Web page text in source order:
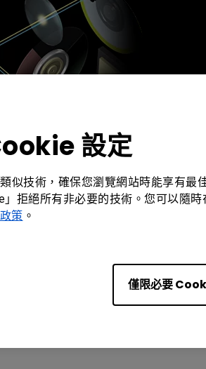
設定
似技術，確保您瀏覽網站時能享有最
拒絕所有非必要的技術。您可以隨
策 。
僅限必要
校色 完美表現
展現最佳色彩效能